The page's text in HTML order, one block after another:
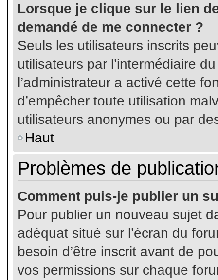
Lorsque je clique sur le lien
demandé de me connecter ?
Seuls les utilisateurs inscrits
utilisateurs par l’intermédiaire
l’administrateur a activé cette
d’empêcher toute utilisation
utilisateurs anonymes ou par
Haut
Problèmes de
Comment puis-je publier un
Pour publier un nouveau sujet
adéquat situé sur l’écran du
besoin d’être inscrit avant de
vos permissions sur chaque